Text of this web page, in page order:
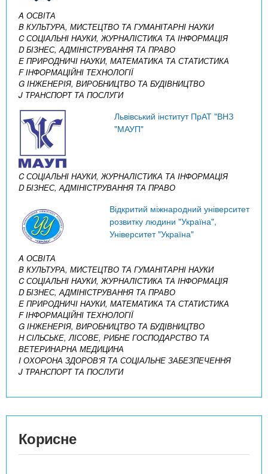
A ОСВІТА
B КУЛЬТУРА, МИСТЕЦТВО ТА ГУМАНІТАРНІ НАУКИ
C СОЦІАЛЬНІ НАУКИ, ЖУРНАЛІСТИКА ТА ІНФОРМАЦІЯ
D БІЗНЕС, АДМІНІСТРУВАННЯ ТА ПРАВО
E ПРИРОДНИЧІ НАУКИ, МАТЕМАТИКА ТА СТАТИСТИКА
F ІНФОРМАЦІЙНІ ТЕХНОЛОГІЇ
G ІНЖЕНЕРІЯ, ВИРОБНИЦТВО ТА БУДІВНИЦТВО
J ТРАНСПОРТ ТА ПОСЛУГИ
Львівський інститут ПрАТ "ВНЗ
"МАУП"
C СОЦІАЛЬНІ НАУКИ, ЖУРНАЛІСТИКА ТА ІНФОРМАЦІЯ
D БІЗНЕС, АДМІНІСТРУВАННЯ ТА ПРАВО
Відкритий міжнародний університет
розвитку людини "Україна",
Університет "Україна"
A ОСВІТА
B КУЛЬТУРА, МИСТЕЦТВО ТА ГУМАНІТАРНІ НАУКИ
C СОЦІАЛЬНІ НАУКИ, ЖУРНАЛІСТИКА ТА ІНФОРМАЦІЯ
D БІЗНЕС, АДМІНІСТРУВАННЯ ТА ПРАВО
E ПРИРОДНИЧІ НАУКИ, МАТЕМАТИКА ТА СТАТИСТИКА
F ІНФОРМАЦІЙНІ ТЕХНОЛОГІЇ
G ІНЖЕНЕРІЯ, ВИРОБНИЦТВО ТА БУДІВНИЦТВО
H СІЛЬСЬКЕ, ЛІСОВЕ, РИБНЕ ГОСПОДАРСТВО ТА
ВЕТЕРИНАРНА МЕДИЦИНА
I ОХОРОНА ЗДОРОВ’Я ТА СОЦІАЛЬНЕ ЗАБЕЗПЕЧЕННЯ
J ТРАНСПОРТ ТА ПОСЛУГИ
Корисне